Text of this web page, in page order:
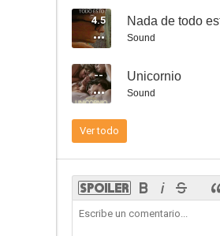
5.4
4.5 Nada de todo
Sound
-- Unicornio
Sound
Ver todo